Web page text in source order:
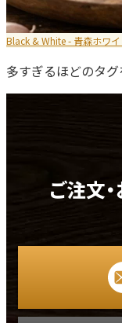
お知らせ
会社案内
Black & White - 青森ホワ
多すぎるほどのタグ
ご注文